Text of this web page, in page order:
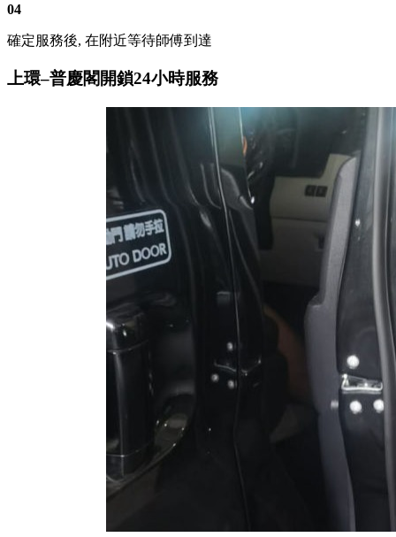
04
確定服務後, 在附近等待師傅到達
上環–普慶閣開鎖24小時服務